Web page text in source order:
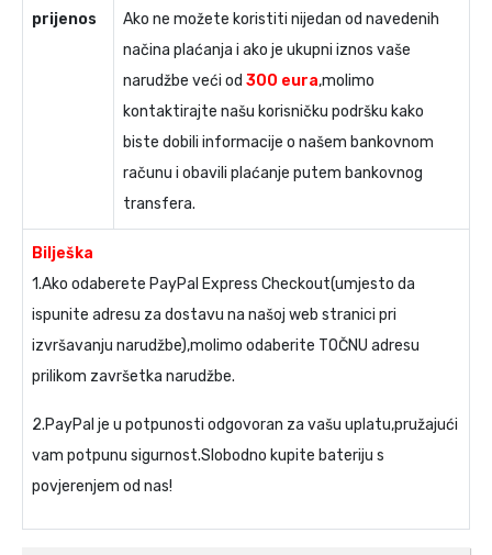
prijenos
Ako ne možete koristiti nijedan od navedenih
načina plaćanja i ako je ukupni iznos vaše
narudžbe veći od 300 eura,molimo
kontaktirajte našu korisničku podršku kako
biste dobili informacije o našem bankovnom
računu i obavili plaćanje putem bankovnog
transfera.
Bilješka
1.Ako odaberete PayPal Express Checkout(umjesto da
ispunite adresu za dostavu na našoj web stranici pri
izvršavanju narudžbe),molimo odaberite TOČNU adresu
prilikom završetka narudžbe.
2.PayPal je u potpunosti odgovoran za vašu uplatu,pružajući
vam potpunu sigurnost.Slobodno kupite bateriju s
povjerenjem od nas!